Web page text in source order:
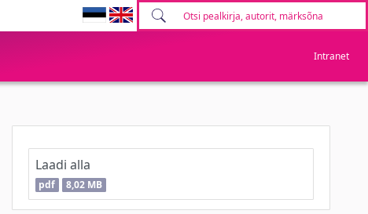
Intranet
Laadi alla
pdf 8,02 MB